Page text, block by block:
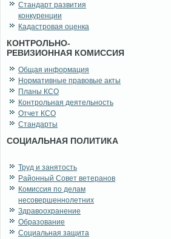
Стандарт развития
конкуренции
Кадастровая оценка
КОНТРОЛЬНО-
РЕВИЗИОННАЯ КОМИССИЯ
Общая информация
Нормативные правовые акты
Планы КСО
Контрольная деятельность
Отчет КСО
Стандарты
СОЦИАЛЬНАЯ ПОЛИТИКА
Труд и занятость
Районный Совет ветеранов
Комиссия по делам
несовершеннолетних
Здравоохранение
Образование
Социальная защита